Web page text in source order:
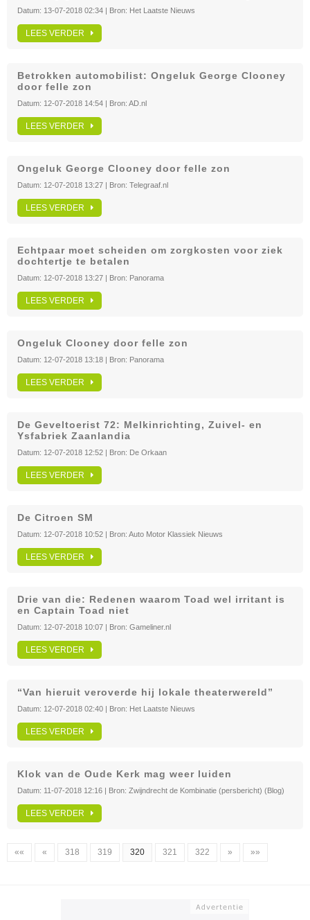
Datum: 13-07-2018 02:34 | Bron: Het Laatste Nieuws
LEES VERDER
Betrokken automobilist: Ongeluk George Clooney
door felle zon
Datum: 12-07-2018 14:54 | Bron: AD.nl
LEES VERDER
Ongeluk George Clooney door felle zon
Datum: 12-07-2018 13:27 | Bron: Telegraaf.nl
LEES VERDER
Echtpaar moet scheiden om zorgkosten voor ziek
dochtertje te betalen
Datum: 12-07-2018 13:27 | Bron: Panorama
LEES VERDER
Ongeluk Clooney door felle zon
Datum: 12-07-2018 13:18 | Bron: Panorama
LEES VERDER
De Geveltoerist 72: Melkinrichting, Zuivel- en
Ysfabriek Zaanlandia
Datum: 12-07-2018 12:52 | Bron: De Orkaan
LEES VERDER
De Citroen SM
Datum: 12-07-2018 10:52 | Bron: Auto Motor Klassiek Nieuws
LEES VERDER
Drie van die: Redenen waarom Toad wel irritant is
en Captain Toad niet
Datum: 12-07-2018 10:07 | Bron: Gameliner.nl
LEES VERDER
“Van hieruit veroverde hij lokale theaterwereld”
Datum: 12-07-2018 02:40 | Bron: Het Laatste Nieuws
LEES VERDER
Klok van de Oude Kerk mag weer luiden
Datum: 11-07-2018 12:16 | Bron: Zwijndrecht de Kombinatie (persbericht) (Blog)
LEES VERDER
«« « 318 319 320 321 322 » »»